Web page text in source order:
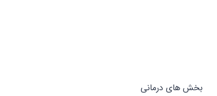
بخش های درمانی